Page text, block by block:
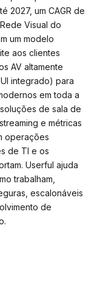
2027, um CAGR de
Visual do
um modelo
aos clientes
AV altamente
integrado) para
em toda a
de sala de
e métricas
operações
de TI e os
Userful ajuda
trabalham,
escalonáveis
de